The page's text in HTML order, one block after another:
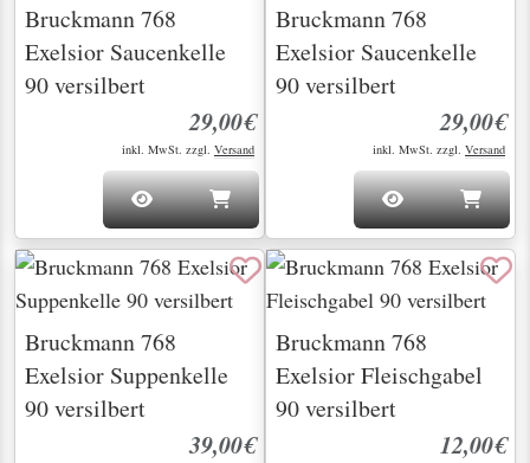
Bruckmann 768
Exelsior Saucenkelle
90 versilbert
29,00€
inkl. MwSt. zzgl. Versand
Bruckmann 768
Exelsior Saucenkelle
90 versilbert
29,00€
inkl. MwSt. zzgl. Versand
Bruckmann 768
Exelsior Suppenkelle
90 versilbert
39,00€
Bruckmann 768
Exelsior Fleischgabel
90 versilbert
12,00€